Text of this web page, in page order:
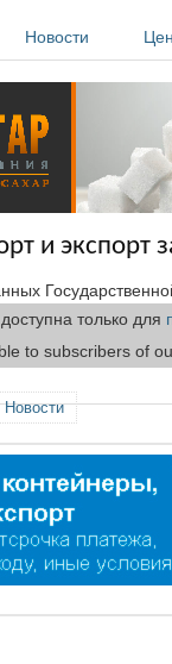
Новости
и экспорт
только для
to subscribers of
Новости